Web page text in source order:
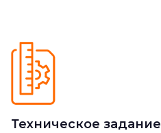
Техническое задание